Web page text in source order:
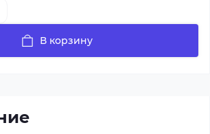
В корзину